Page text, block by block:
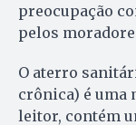
preocupação
pelos
O aterro
crônica) é uma
leitor, contém